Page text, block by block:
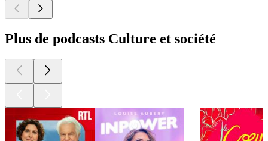
Plus de podcasts Culture et société